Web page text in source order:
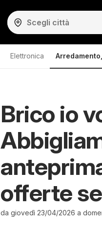
Elettronica
Brico io
offerte
da giovedì 23/04/2026 a